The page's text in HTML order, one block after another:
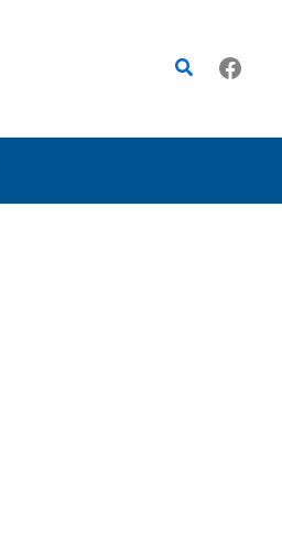
Rechercher